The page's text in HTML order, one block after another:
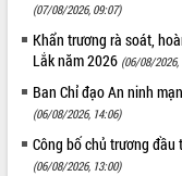
Khơi thông điểm nghẽn, đẩy
giải ngân vốn khắc phục
HĐND tỉnh thông qua điều
hoạch tỉnh thời kỳ 2021-2030
Hội thảo góp ý hồ sơ điều
hoạch tỉnh Đắk Lắk thời kỳ
tầm nhìn đến năm 2050
(07/08/2026, 09:07)
Khẩn trương rà soát,
Lắk năm 2026 (06/08/2026,
Ban Chỉ đạo An ninh
(06/08/2026, 14:06)
Công bố chủ trương
(06/08/2026, 13:00)